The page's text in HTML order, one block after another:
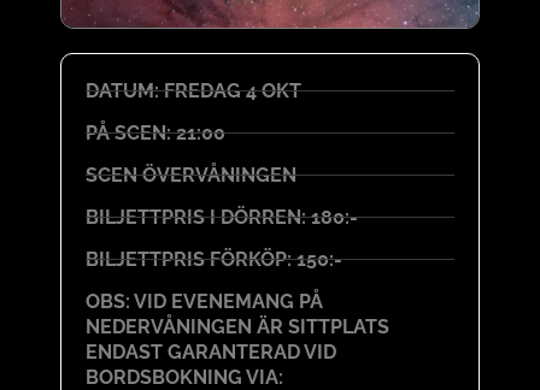
DATUM: FREDAG 4 OKT
PÅ SCEN: 21:00
SCEN ÖVERVÅNINGEN
BILJETTPRIS I DÖRREN: 180:-
BILJETTPRIS FÖRKÖP: 150:-
OBS: VID EVENEMANG PÅ
NEDERVÅNINGEN ÄR SITTPLATS
ENDAST GARANTERAD VID
BORDSBOKNING VIA: